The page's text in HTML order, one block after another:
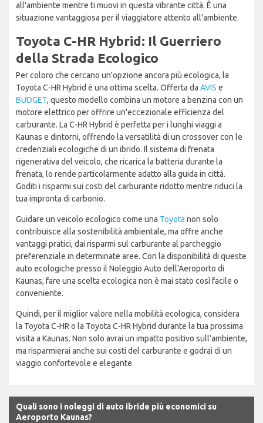
all'ambiente mentre ti muovi in questa vibrante città. È una
situazione vantaggiosa per il viaggiatore attento all'ambiente.
Toyota C-HR Hybrid: Il Guerriero
della Strada Ecologico
Per coloro che cercano un'opzione ancora più ecologica, la
Toyota C-HR Hybrid è una ottima scelta. Offerta da AVIS e
BUDGET, questo modello combina un motore a benzina con un
motore elettrico per offrire un'eccezionale efficienza del
carburante. La C-HR Hybrid è perfetta per i lunghi viaggi a
Kaunas e dintorni, offrendo la versatilità di un crossover con le
credenziali ecologiche di un ibrido. Il sistema di frenata
rigenerativa del veicolo, che ricarica la batteria durante la
frenata, lo rende particolarmente adatto alla guida in città.
Goditi i risparmi sui costi del carburante ridotto mentre riduci la
tua impronta di carbonio.
Guidare un veicolo ecologico come una Toyota non solo
contribuisce alla sostenibilità ambientale, ma offre anche
vantaggi pratici, dai risparmi sul carburante al parcheggio
preferenziale in determinate aree. Con la disponibilità di queste
auto ecologiche presso il Noleggio Auto dell'Aeroporto di
Kaunas, fare una scelta ecologica non è mai stato così facile o
conveniente.
Quindi, per il miglior valore nella mobilità ecologica, considera
la Toyota C-HR o la Toyota C-HR Hybrid durante la tua prossima
visita a Kaunas. Non solo avrai un impatto positivo sull'ambiente,
ma risparmierai anche sui costi del carburante e godrai di un
viaggio confortevole e elegante.
Quali sono i noleggi di auto ibride più economici su
Aeroporto Kaunas?